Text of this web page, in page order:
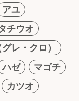
アユ
チウオ
レ・クロ）
ハゼ
マゴチ
カツオ